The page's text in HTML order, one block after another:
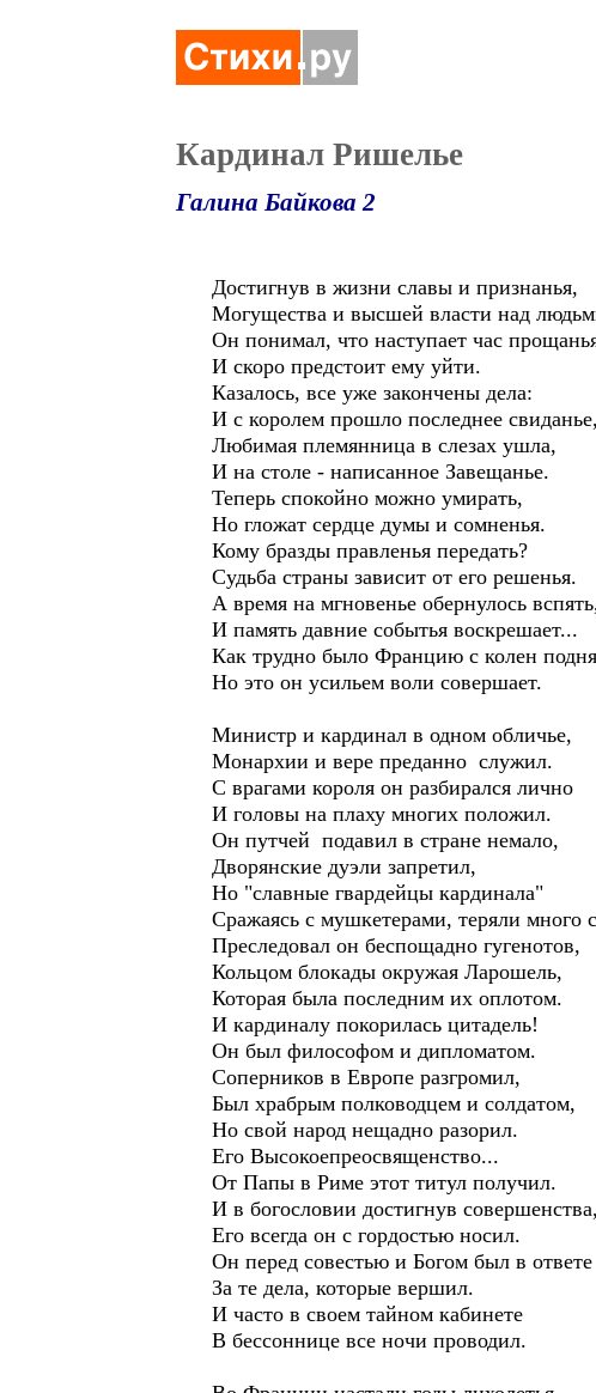
Кардинал Ришелье
Галина Байкова 2
Достигнув в жизни славы и признанья,
Могущества и высшей власти над
Он понимал, что наступает час
И скоро предстоит ему уйти.
Казалось, все уже закончены дела:
И с королем прошло последнее свиданье,
Любимая племянница в слезах ушла,
И на столе - написанное Завещанье.
Теперь спокойно можно умирать,
Но гложат сердце думы и сомненья.
Кому бразды правленья передать?
Судьба страны зависит от его решенья.
А время на мгновенье обернулось
И память давние событья воскрешает...
Как трудно было Францию с колен
Но это он усильем воли совершает.
Министр и кардинал в одном обличье,
Монархии и вере преданно служил.
С врагами короля он разбирался лично
И головы на плаху многих положил.
Он путчей подавил в стране немало,
Дворянские дуэли запретил,
Но "славные гвардейцы кардинала"
Сражаясь с мушкетерами, теряли много
Преследовал он беспощадно гугенотов,
Кольцом блокады окружая Ларошель,
Которая была последним их оплотом.
И кардиналу покорилась цитадель!
Он был философом и дипломатом.
Соперников в Европе разгромил,
Был храбрым полководцем и солдатом,
Но свой народ нещадно разорил.
Его Высокоепреосвященство...
От Папы в Риме этот титул получил.
И в богословии достигнув совершенства,
Его всегда он с гордостью носил.
Он перед совестью и Богом был в ответе
За те дела, которые вершил.
И часто в своем тайном кабинете
В бессоннице все ночи проводил.